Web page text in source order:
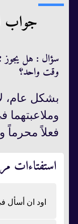
جواب
سؤال : هل يجوز
وقت واحد؟
بشكل عام،
وملاعبتهما
فعلاً محرماً
استفتاءات
اود ان